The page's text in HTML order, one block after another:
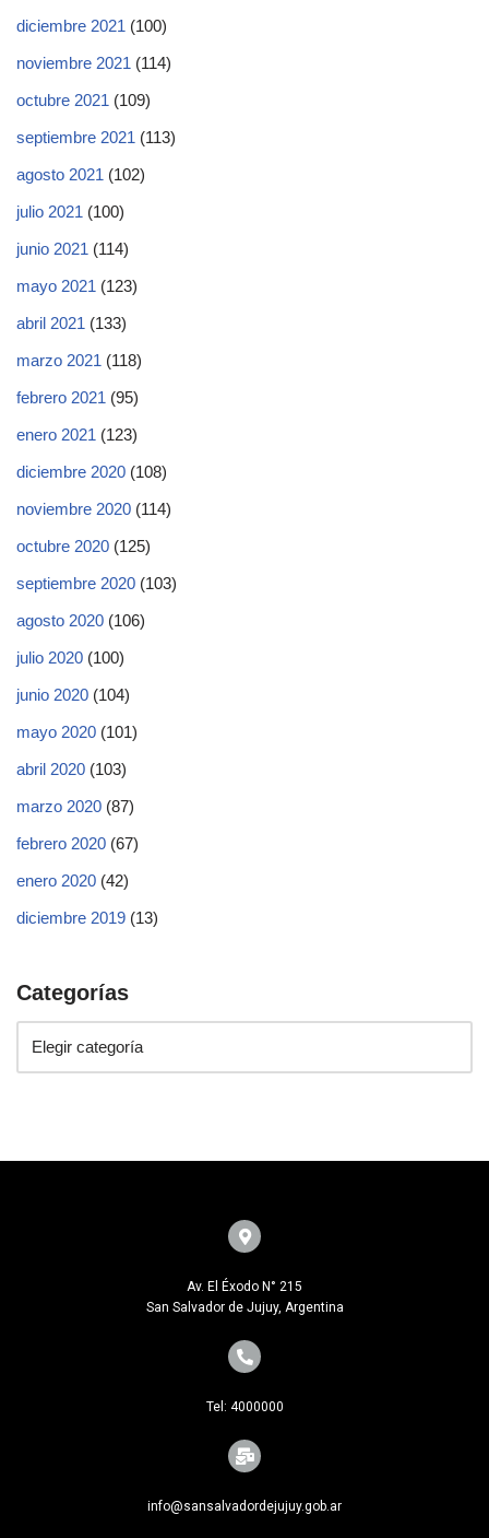
diciembre 2021 (100)
noviembre 2021 (114)
octubre 2021 (109)
septiembre 2021 (113)
agosto 2021 (102)
julio 2021 (100)
junio 2021 (114)
mayo 2021 (123)
abril 2021 (133)
marzo 2021 (118)
febrero 2021 (95)
enero 2021 (123)
diciembre 2020 (108)
noviembre 2020 (114)
octubre 2020 (125)
septiembre 2020 (103)
agosto 2020 (106)
julio 2020 (100)
junio 2020 (104)
mayo 2020 (101)
abril 2020 (103)
marzo 2020 (87)
febrero 2020 (67)
enero 2020 (42)
diciembre 2019 (13)
Categorías
Av. El Éxodo N° 215
San Salvador de Jujuy, Argentina
Tel: 4000000
info@sansalvadordejujuy.gob.ar